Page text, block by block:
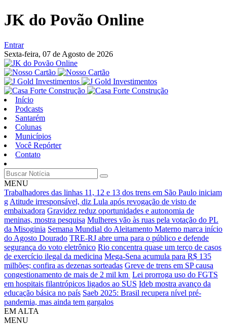
JK do Povão Online
Entrar
Sexta-feira, 07 de Agosto de 2026
Início
Podcasts
Santarém
Colunas
Municípios
Você Repórter
Contato
MENU
Trabalhadores das linhas 11, 12 e 13 dos trens em São Paulo iniciam
g Atitude irresponsável, diz Lula após revogação de visto de
embaixadora Gravidez reduz oportunidades e autonomia de
meninas, mostra pesquisa Mulheres vão às ruas pela votação do PL
da Misoginia Semana Mundial do Aleitamento Materno marca início
do Agosto Dourado TRE-RJ abre urna para o público e defende
segurança do voto eletrônico Rio concentra quase um terço de casos
de exercício ilegal da medicina Mega-Sena acumula para R$ 135
milhões; confira as dezenas sorteadas Greve de trens em SP causa
congestionamento de mais de 2 mil km Lei prorroga uso do FGTS
em hospitais filantrópicos ligados ao SUS Ideb mostra avanço da
educação básica no país Saeb 2025: Brasil recupera nível pré-
pandemia, mas ainda tem gargalos
EM ALTA
MENU